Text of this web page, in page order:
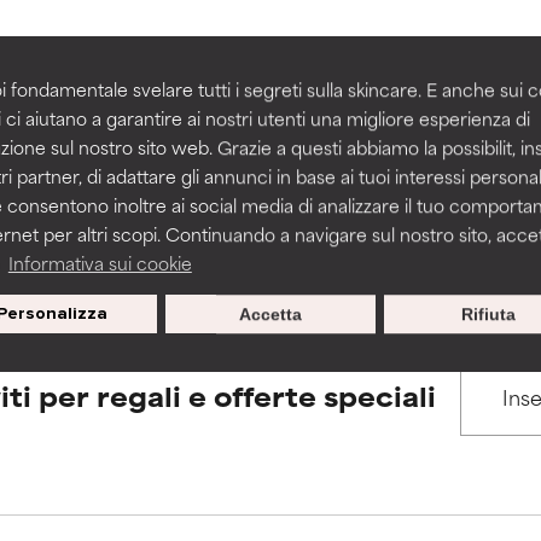
fondamentale svelare tutti i segreti sulla skincare. E anche sui
ci aiutano a garantire ai nostri utenti una migliore esperienza di
sul nostro sito web. Grazie a questi abbiamo la possibilit,
partner, di adattare gli annunci in base ai tuoi interessi
consentono inoltre ai social media di analizzare il tuo
per altri scopi. Continuando a navigare sul nostro sito,
Informativa sui cookie
Rifiuta
Accetta
BACK TO SEARCH
to assess ingredients in this dictionary. Regulations
irritante, ma può presentare problemi per come appare
problemi di altro tipo che ne limitano l'utilità.
Il rischio aumenta se combinato con altri ingredienti
infiammazioni, secchezza, ecc. Può offrire benefici solo in
che fa più male che bene.
irritante, ma può presentare problemi per come appare
problemi di altro tipo che ne limitano l'utilità.
Il rischio aumenta se combinato con altri ingredienti
infiammazioni, secchezza, ecc. Può offrire benefici solo in
che fa più male che bene.
per regali e offerte speciali